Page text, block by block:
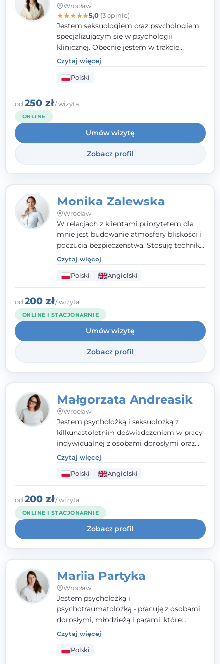
Wrocław
★★★★★5,0(3 opinie)
Jestem seksuologiem oraz psychologiem
specjalizującym się w psychologii
klinicznej. Obecnie jestem w trakcie
szkolenia na psychoterapeutę
systemowego. Posiadam status członka
nadzwyczajnego Wielkopolskiego
Towarzystwa Terapii Systemowej oraz
należę do Polskiego Towarzystwa
pierwszym miejscu stawiam budowanie
atmosfery bezpieczeństwa i zrozumienia w
relacjach z Klientami. Istotna dla nie jest
również koncentracja na dostępnych
zasobach.
Czytaj więcej
Polski
od 250 zł/ wizyta
ONLINE
Umów wizytę
Zobacz profil
Monika Zalewska
Wrocław
W relacjach z klientami priorytetem dla
mnie jest budowanie atmosfery bliskości i
poczucia bezpieczeństwa. Stosuję techniki
poznawczo-behawioralne oraz metody,
które koncentrują się na rozwiązaniach
(TSR). Te polegają na osiąganiu
zamierzonych celów (doprowadzeniu do
rozwiązania trudnych sytuacji) poprzez
identyfikowanie i wzmacnianie zasobów
oraz mocnych stron klienta. W swojej
pracy korzystam także z metod dialogu
motywacyjnego i treningu uważności.
Czytaj więcej
Polski Angielski
od 200 zł/ wizyta
ONLINE I STACJONARNIE
Umów wizytę
Zobacz profil
Małgorzata Andreasik
Wrocław
Jestem psycholożką i seksuolożką z
kilkunastoletnim doświadczeniem w pracy
indywidualnej z osobami dorosłymi oraz
parami. Specjalizuję się w obszarze zdrowia
seksualnego, żałoby, kryzysów życiowych i
wypalenia zawodowego. Pracuję w języku
polskim i angielskim, w podejściu
humanistycznym, opartym na
partnerstwie i podmiotowości klienta.
Czytaj więcej
Polski Angielski
od 200 zł/ wizyta
ONLINE I STACJONARNIE
Zobacz profil
Mariia Partyka
Wrocław
Jestem psycholożką i
psychotraumatolożką - pracuję z osobami
dorosłymi, młodzieżą i parami, które
doświadczają kryzysów psychicznych,
traumy, stanów lękowych i trudności
relacyjnych. W pracy kieruję się
Czytaj więcej
Polski